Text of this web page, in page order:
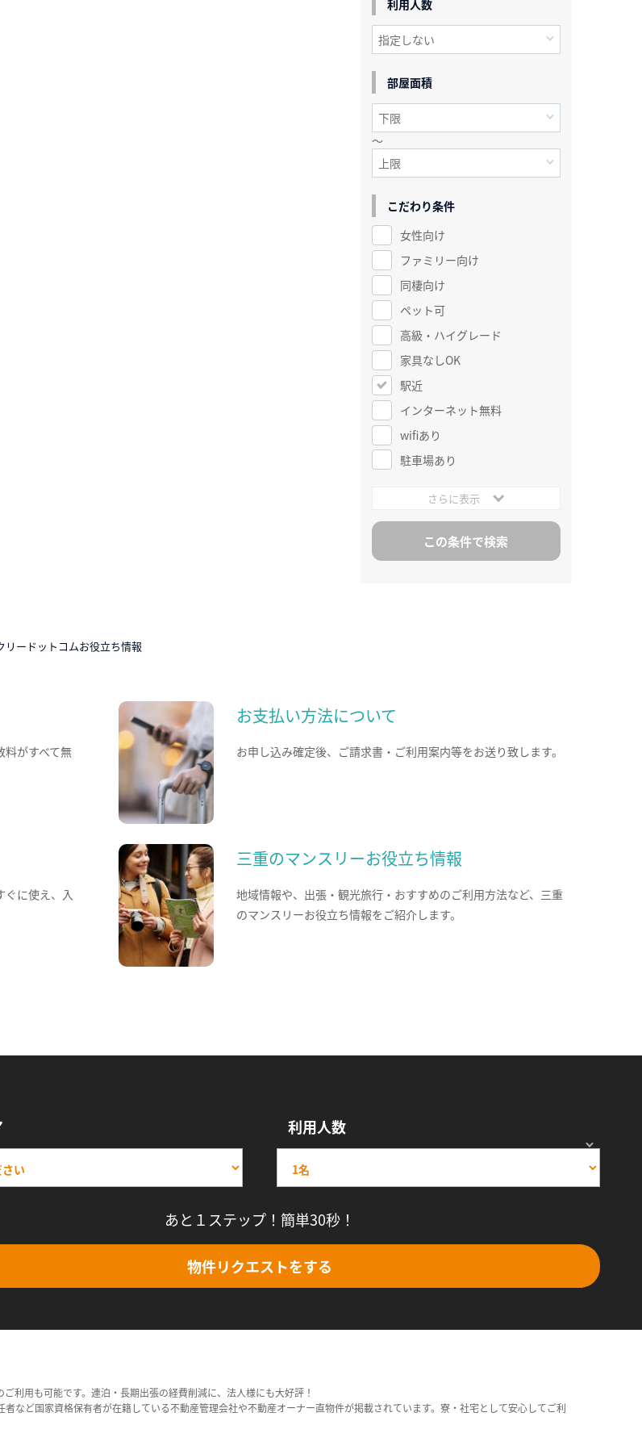
利用人数
部屋面積
～
こだわり条件
女性向け
ファミリー向け
同棲向け
ペット可
高級・ハイグレード
家具なしOK
駅近
インターネット無料
wifiあり
駐車場あり
さらに表示
リードットコムお役立ち情報
料がすべて無
お支払い方法について
お申し込み確定後、ご請求書・ご利用案内等をお送り致します。
ぐに使え、入
三重のマンスリーお役立ち情報
地域情報や、出張・観光旅行・おすすめのご利用方法など、三重
のマンスリーお役立ち情報をご紹介します。
利用人数
あと１ステップ！簡単30秒！
物件リクエストをする
利用も可能です。連泊・長期出張の経費削減に、法人様にも大好評！
など国家資格保有者が在籍している不動産管理会社や不動産オーナー直物件が掲載されています。寮・社宅として安心してご利